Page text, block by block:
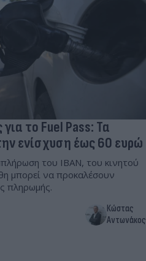
το Fuel Pass: Τα
ενίσχυση έως 60 ευρώ
του IBAN, του κινητού
μπορεί να προκαλέσουν
πληρωμής.
Κώστας
Αντωνάκος